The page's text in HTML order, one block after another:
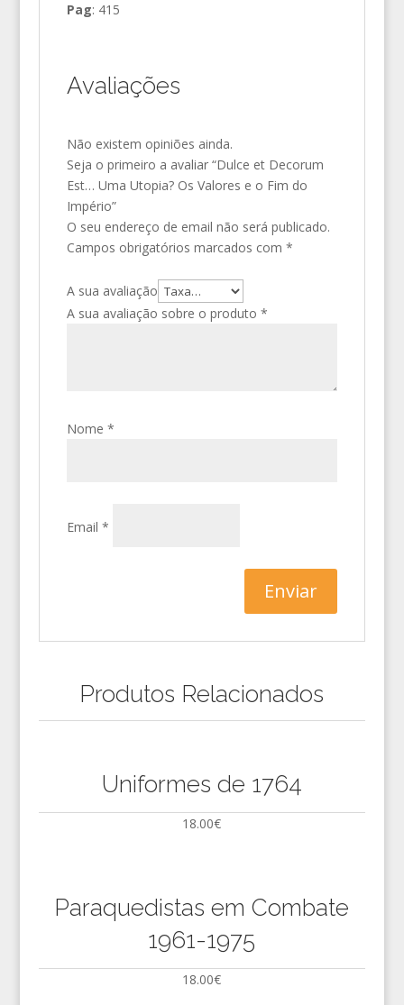
Pag: 415
Avaliações
Não existem opiniões ainda.
Seja o primeiro a avaliar “Dulce et Decorum
Est… Uma Utopia? Os Valores e o Fim do
Império”
O seu endereço de email não será publicado.
Campos obrigatórios marcados com *
A sua avaliação
A sua avaliação sobre o produto *
Nome *
Email *
Produtos Relacionados
Uniformes de 1764
18.00€
Paraquedistas em Combate
1961-1975
18.00€